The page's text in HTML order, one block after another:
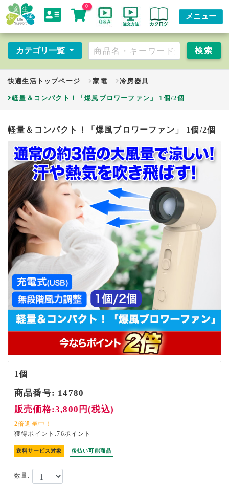
0
メニュー
カテゴリ一覧
快適生活トップページ 家電 冷房器具
軽量＆コンパクト！「爆風ブロワーファン」 1個/2個
軽量＆コンパクト！「爆風ブロワーファン」 1個/2個
1個
商品番号: 14780
販売価格:3,800円(税込)
獲得ポイント:76ポイント
送料サービス対象 後払い可能商品
数量: